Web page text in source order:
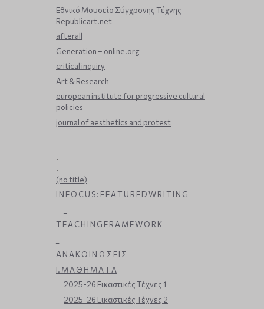
Εθνικό Μουσείο Σύγχρονης Τέχνης
Republicart.net
afterall
Generation – online.org
critical inquiry
Art & Research
european institute for progressive cultural
policies
journal of aesthetics and protest
.
.
(no title)
I N F O C U S : F E A T U R E D W R I T I N G
T E A C H I N G F R A M E W O R K
Α Ν Α Κ Ο Ι Ν Ω Σ Ε Ι Σ
Ι. Μ Α Θ Η Μ Α Τ Α
2025-26 Εικαστικές Τέχνες 1
2025-26 Εικαστικές Τέχνες 2